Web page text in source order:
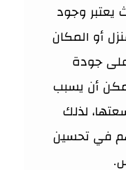
يعتبر وجود
أو المكان
على جودة
أن يسبب
لذلك
في تحسين